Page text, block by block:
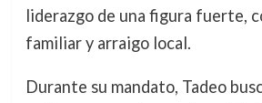
liderazgo de una figura fuerte,
familiar y arraigo local.
Durante su mandato, Tadeo